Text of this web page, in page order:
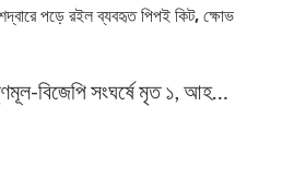
পড়ে রইল ব্যবহৃত পিপই কিট, ক্ষোভ
বিজেপি সংঘর্ষে মৃত ১, আহ…